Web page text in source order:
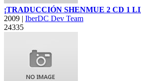
¡TRADUCCIÓN SHENMUE 2 CD 1
2009 | IberDC Dev Team
24335